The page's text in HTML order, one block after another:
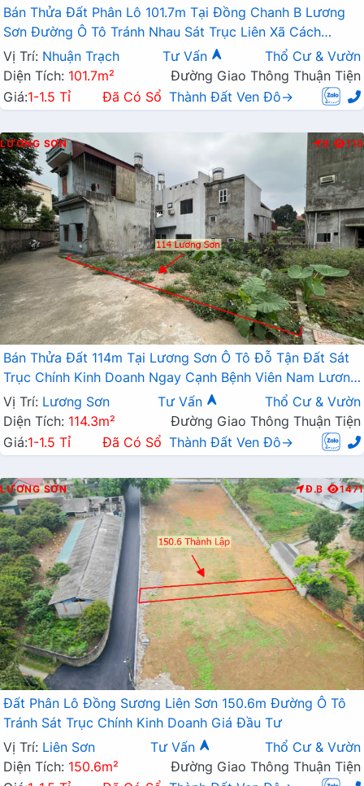
Bán Thửa Đất Phân Lô 101.7m Tại Đồng Chanh B Lương
Sơn Đường Ô Tô Tránh Nhau Sát Trục Liên Xã Cách
QL21A Chỉ Vài Trăm Mét
Vị Trí: Nhuận Trạch Tư Vấn
Thổ Cư & Vườn
Diện Tích: 101.7m²
Đường Giao Thông Thuận Tiện
Giá:1-1.5 Tỉ Đã Có Sổ Thành Đất Ven Đô→
LƯƠNG SƠN B 110
Bán Thửa Đất 114m Tại Lương Sơn Ô Tô Đỗ Tận Đất Sát
Trục Chính Kinh Doanh Ngay Cạnh Bệnh Viên Nam Lương
Sơn
Vị Trí: Lương Sơn Tư Vấn
Thổ Cư & Vườn
Diện Tích: 114.3m²
Đường Giao Thông Thuận Tiện
Giá:1-1.5 Tỉ Đã Có Sổ Thành Đất Ven Đô→
LƯƠNG SƠN Đ.B 1471
Đất Phân Lô Đồng Sương Liên Sơn 150.6m Đường Ô Tô
Tránh Sát Trục Chính Kinh Doanh Giá Đầu Tư
Vị Trí: Liên Sơn Tư Vấn
Thổ Cư & Vườn
Diện Tích: 150.6m²
Đường Giao Thông Thuận Tiện